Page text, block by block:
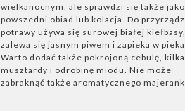
wielkanocnym, ale sprawdzi się także jako
powszedni obiad lub kolacja. Do
potrawy używa się surowej białej
zalewa się jasnym piwem i zapieka w
Warto dodać także pokrojoną cebulę, kilka
musztardy i odrobinę miodu. Nie może
zabraknąć także aromatycznego